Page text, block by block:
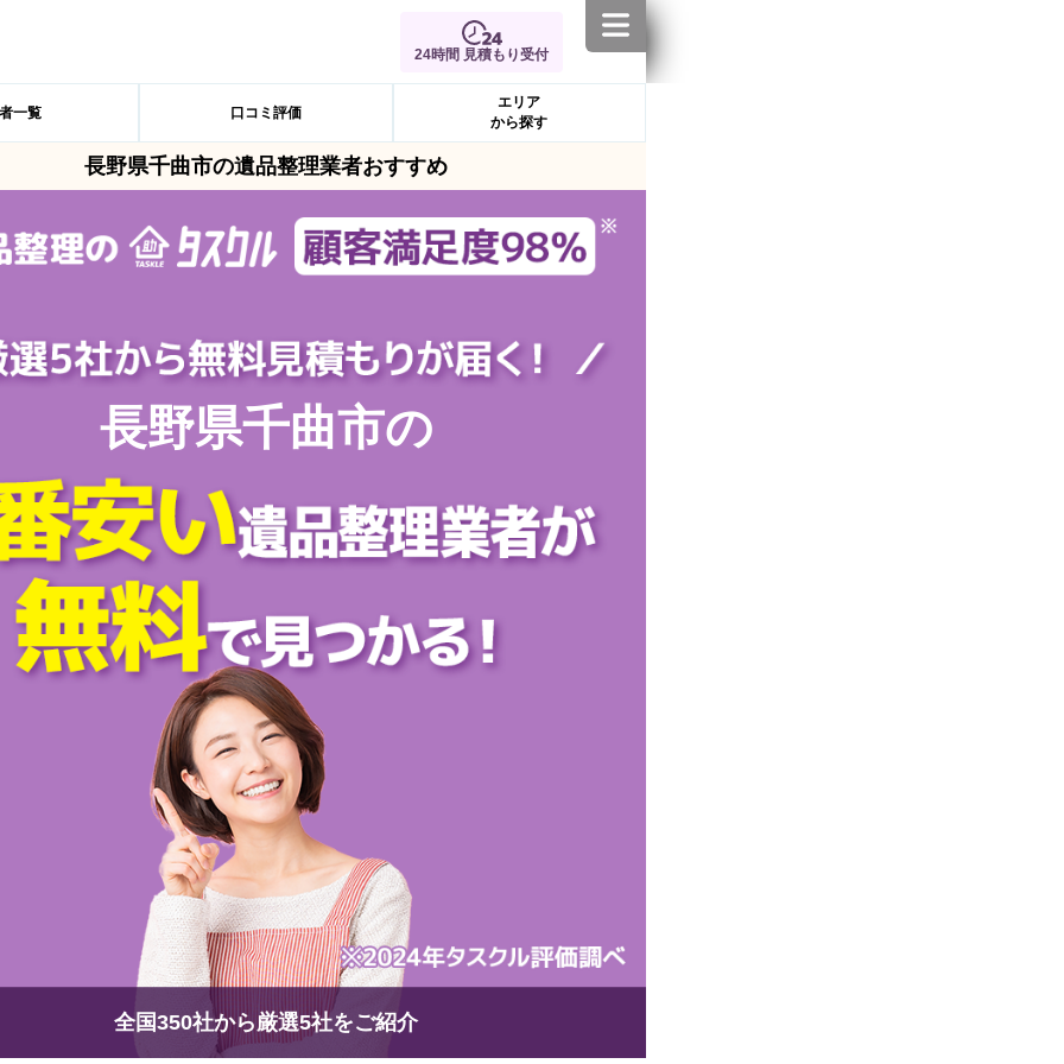
24時間 見積もり受付
一覧 口コミ評価
エリア
から探す
長野県千曲市の遺品整理業者おすすめ
長野県千曲市の
全国350社から厳選5社をご紹介